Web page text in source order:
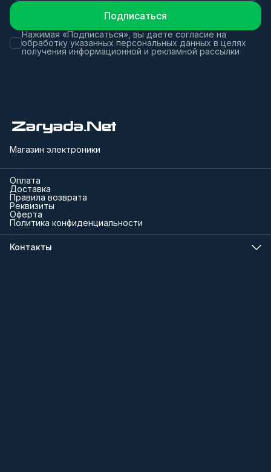
Подписаться
Нажимая «Подписаться», вы даете согласие на
обработку указанных персональных данных в целях
получения информационной и рекламной рассылки
Магазин электроники
Оплата
Доставка
Правила возврата
Реквизиты
Оферта
Политика конфиденциальности
Контакты